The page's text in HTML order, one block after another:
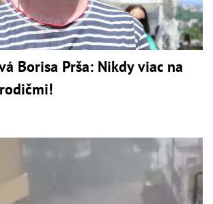
Borisa Prša: Nikdy viac na